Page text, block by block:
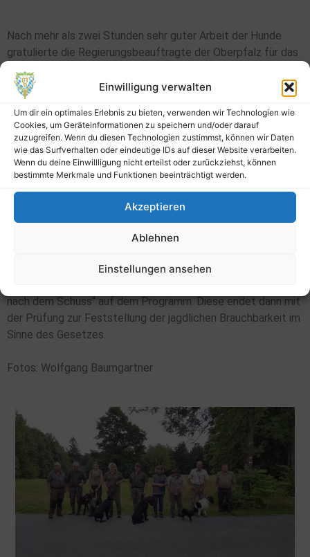
Einwilligung verwalten
Um dir ein optimales Erlebnis zu bieten, verwenden wir Technologien wie
Cookies, um Geräteinformationen zu speichern und/oder darauf
zuzugreifen. Wenn du diesen Technologien zustimmst, können wir Daten
wie das Surfverhalten oder eindeutige IDs auf dieser Website verarbeiten.
Wenn du deine Einwillligung nicht erteilst oder zurückziehst, können
bestimmte Merkmale und Funktionen beeinträchtigt werden.
Akzeptieren
Ablehnen
Einstellungen ansehen
Nach mehr als zwei Stunden sehr guter Arbeit der Hunde
gratulierte die Regierungsbeauftragte der Oberpfalz für das
Hundewesen und Prüferin des Tages, Ute Ehebauer, allen
sechs Hundeführern zur erfolgreichen Teilnahme. Jeweils
den ersten Preis erzielten die Deutsch Kurzhaar-Hündin Pia
v. Neuarenberg mit Anita Veicht als Führerin (80 Punkte) und
der Deutsch Drahthaar-Rüde Lugi v. Grafenwald (80 Punkte)
mit Reinhard Breu als Führer. Erste Preise gab es auch für
die Deutsch Drahthaar-Hündin Merle v. Grafenwald, geführt
Puck v. d. Poggenburg mit Führer Hans Miedl sowie Oryx v. d.
Pixelerheide mit seiner Führerin Sarah Baumgartner. Der
Jagdterrier Donna ze. Josovny von Franz Plötz bestand die
Im nächsten Schritt steht für die Kandidaten in den
nach dem Schuss“ auf dem Programm. Diese endet dann mit
der Prüfung zur Feststellung der jagdlichen Brauchbarkeit im
Sinne des Gesetzes.
Fotos: Wolfgang Baumgartner